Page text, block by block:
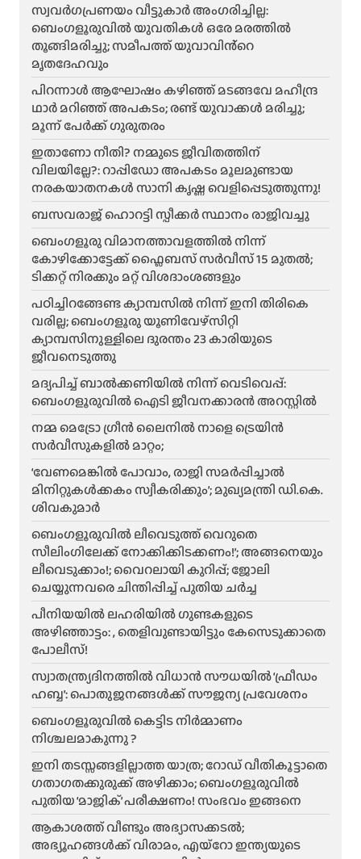
സ്വവർഗപ്രണയം വീട്ടുകാർ അംഗരിച്ചില്ല:
ബെംഗളൂരുവിൽ യുവതികൾ ഒരേ മരത്തിൽ
തൂങ്ങിമരിച്ചു; സമീപത്ത് യുവാവിൻ്റെ
മൃതദേഹവും
പിറന്നാൾ ആഘോഷം കഴിഞ്ഞ് മടങ്ങവേ മഹീന്ദ്ര
ഥാർ മറിഞ്ഞ് അപകടം; രണ്ട് യുവാക്കൾ മരിച്ചു;
മൂന്ന് പേർക്ക് ഗുരുതരം
ഇതാണോ നീതി? നമ്മുടെ ജീവിതത്തിന്
വിലയില്ലേ?: റാപ്പിഡോ അപകടം മൂലമുണ്ടായ
നരകയാതനകൾ സാനി കൃഷ്ണ വെളിപ്പെടുത്തുന്നു!
ബസവരാജ് ഹൊറട്ടി സ്പീക്കർ സ്ഥാനം രാജിവച്ചു
ബെംഗളൂരു വിമാനത്താവളത്തിൽ നിന്ന്
കോഴിക്കോട്ടേക്ക് ഫ്ലൈബസ് സർവീസ് 15 മുതൽ;
ടിക്കറ്റ് നിരക്കും മറ്റ് വിശദാംശങ്ങളും
പഠിച്ചിറങ്ങേണ്ട ക്യാമ്പസിൽ നിന്ന് ഇനി തിരികെ
വരില്ല; ബെംഗളൂരു യൂണിവേഴ്സിറ്റി
ക്യാമ്പസിനുള്ളിലെ ദുരന്തം 23 കാരിയുടെ
ജീവനെടുത്തു
മദ്യപിച്ച് ബാൽക്കണിയിൽ നിന്ന് വെടിവെപ്പ്:
ബെംഗളൂരുവിൽ ഐടി ജീവനക്കാരൻ അറസ്റ്റിൽ
നമ്മ മെട്രോ ഗ്രീൻ ലൈനിൽ നാളെ ട്രെയിൻ
സർവീസുകളിൽ മാറ്റം;
‘വേണമെങ്കിൽ പോവാം, രാജി സമർപ്പിച്ചാൽ
മിനിറ്റുകൾക്കകം സ്വീകരിക്കും’; മുഖ്യമന്ത്രി ഡി.കെ.
ശിവകുമാർ
ബെം​ഗളൂരുവിൽ ലീവെടുത്ത് വെറുതെ
സീലിംഗിലേക്ക് നോക്കിക്കിടക്കണം!’; അങ്ങനെയും
ലീവെടുക്കാം!; വൈറലായി കുറിപ്പ്; ജോലി
ചെയ്യുന്നവരെ ചിന്തിപ്പിച്ച് പുതിയ ചർച്ച
പീനിയയിൽ ലഹരിയിൽ ഗുണ്ടകളുടെ
അഴിഞ്ഞാട്ടം: , തെളിവുണ്ടായിട്ടും കേസെടുക്കാതെ
പോലീസ്!
സ്വാതന്ത്ര്യദിനത്തിൽ വിധാൻ സൗധയിൽ ‘ഫ്രീഡം
ഹബ്ബ’: പൊതുജനങ്ങൾക്ക് സൗജന്യ പ്രവേശനം
ബെംഗളൂരുവിൽ കെട്ടിട നിർമ്മാണം
നിശ്ചലമാകുന്നു ?
ഇനി തടസ്സങ്ങളില്ലാത്ത യാത്ര; റോഡ് വീതികൂട്ടാതെ
ഗതാഗതക്കുരുക്ക് അഴിക്കാം; ബെംഗളൂരുവിൽ
പുതിയ ‘മാജിക്’ പരീക്ഷണം! സംഭവം ഇങ്ങനെ
ആകാശത്ത് വീണ്ടും അഭ്യാസക്കടൽ;
അഭ്യൂഹങ്ങൾക്ക് വിരാമം, എയ്റോ ഇന്ത്യയുടെ